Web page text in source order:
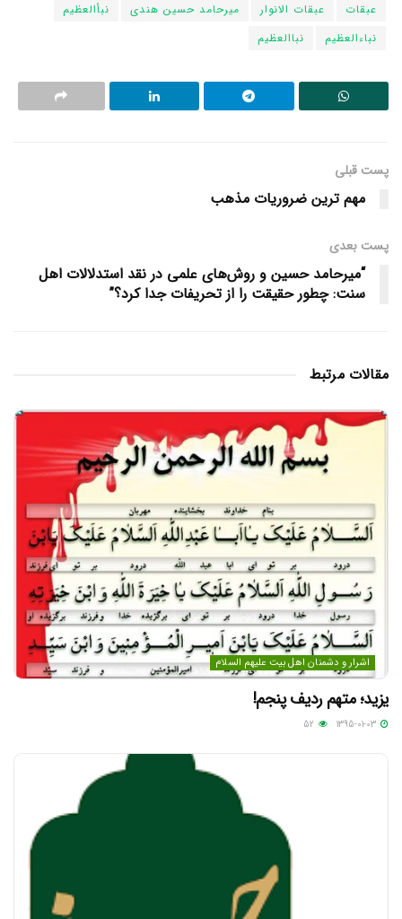
عبقات
عبقات الانوار میرحامد حسین هندی
نبأالعظیم
نباءالعظیم
نباالعظیم
پست قبلی
مهم ترین ضروریات مذهب
پست‌ بعدی
“میرحامد حسین و روش‌های علمی در نقد استدلالات اهل
سنت: چطور حقیقت را از تحریفات جدا کرد؟”
مقالات مرتبط
اشرار و دشمنان اهل بیت علیهم السلام
يزيد؛ متهم رديف پنجم!